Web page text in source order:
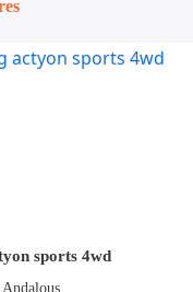
sports 4wd